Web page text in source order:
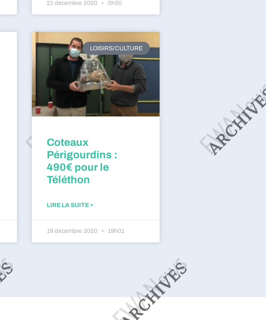
21 décembre 2020 0h00
LOISIRS/CULTURE
Coteaux
Périgourdins :
490€ pour le
Téléthon
LIRE LA SUITE »
19 décembre 2020 19h01